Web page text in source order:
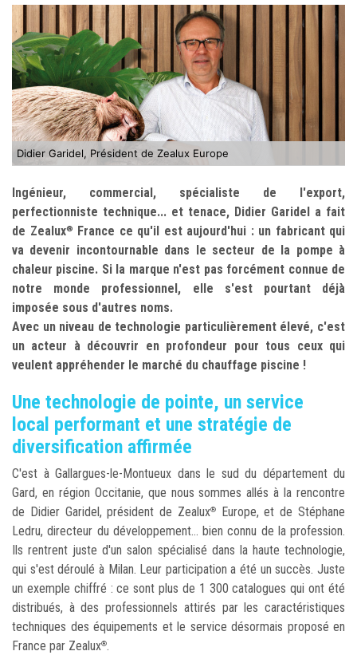
Didier Garidel, Président de Zealux Europe
Ingénieur, commercial, spécialiste de l'export,
perfectionniste technique... et tenace, Didier Garidel a fait
de Zealux®
France ce qu'il est aujourd'hui : un fabricant qui
va devenir incontournable dans le secteur de la pompe à
chaleur piscine. Si la marque n'est pas forcément connue de
notre monde professionnel, elle s'est pourtant déjà
imposée sous d'autres noms.
Avec un niveau de technologie particulièrement élevé, c'est
un acteur à découvrir en profondeur pour tous ceux qui
veulent appréhender le marché du chauffage piscine !
Une technologie de pointe, un service
local performant et une stratégie de
diversification affirmée
C'est à Gallargues-le-Montueux dans le sud du département du
Gard, en région Occitanie, que nous sommes allés à la rencontre
de Didier Garidel, président de Zealux®Europe, et de Stéphane
Ledru, directeur du développement... bien connu de la profession.
Ils rentrent juste d'un salon spécialisé dans la haute technologie,
qui s'est déroulé à Milan. Leur participation a été un succès. Juste
un exemple chiffré : ce sont plus de 1 300 catalogues qui ont été
distribués, à des professionnels attirés par les caractéristiques
techniques des équipements et le service désormais proposé en
France par Zealux®